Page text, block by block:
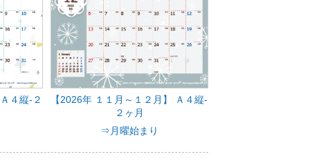
４縦-２
【2026年 １１月～１２月】 Ａ４縦-
２ヶ月
⇒月曜始まり